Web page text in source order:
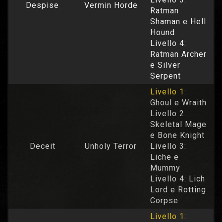
Despise Vermin Horde
Ratman
Shaman e Hell
Hound
Livello 4:
Ratman Archer
e Silver
Serpent
Deceit Unholy Terror
Livello 1:
Ghoul e Wraith
Livello 2:
Skeletal Mage
e Bone Knight
Livello 3:
Liche e
Mummy
Livello 4: Lich
Lord e Rotting
Corpse
Livello 1: